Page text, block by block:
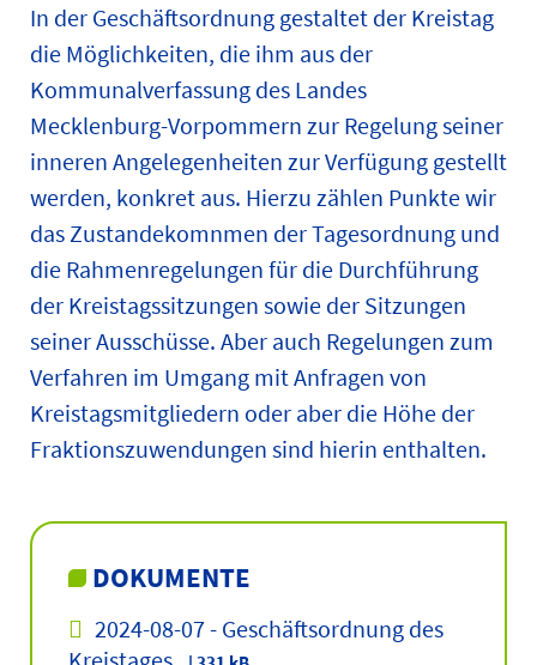
In der Geschäftsordnung gestaltet der Kreistag
die Möglichkeiten, die ihm aus der
Kommunalverfassung des Landes
Mecklenburg-Vorpommern zur Regelung seiner
inneren Angelegenheiten zur Verfügung gestellt
werden, konkret aus. Hierzu zählen Punkte wir
das Zustandekomnmen der Tagesordnung und
die Rahmenregelungen für die Durchführung
der Kreistagssitzungen sowie der Sitzungen
seiner Ausschüsse. Aber auch Regelungen zum
Verfahren im Umgang mit Anfragen von
Kreistagsmitgliedern oder aber die Höhe der
Fraktionszuwendungen sind hierin enthalten.
DOKUMENTE
2024-08-07 - Geschäftsordnung des